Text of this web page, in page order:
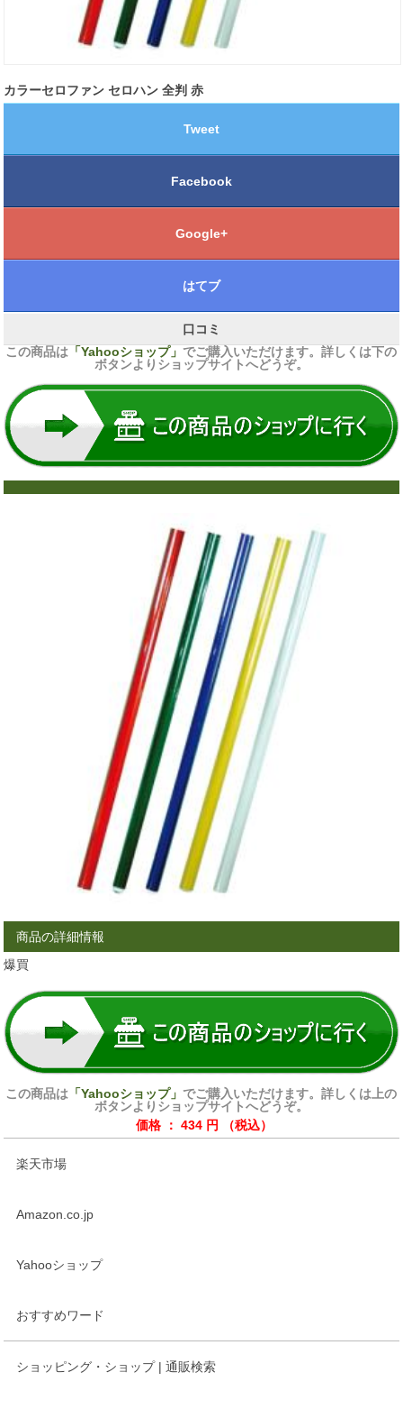
カラーセロファン セロハン 全判 赤
Tweet
Facebook
Google+
はてブ
口コミ
この商品は 「Yahooショップ」でご購入いただけます。詳しくは下の
ボタンよりショップサイトへどうぞ。
商品の詳細情報
爆買
この商品は 「Yahooショップ」でご購入いただけます。詳しくは上の
ボタンよりショップサイトへどうぞ。
価格 ： 434 円 （税込）
楽天市場
Amazon.co.jp
Yahooショップ
おすすめワード
ショッピング・ショップ | 通販検索